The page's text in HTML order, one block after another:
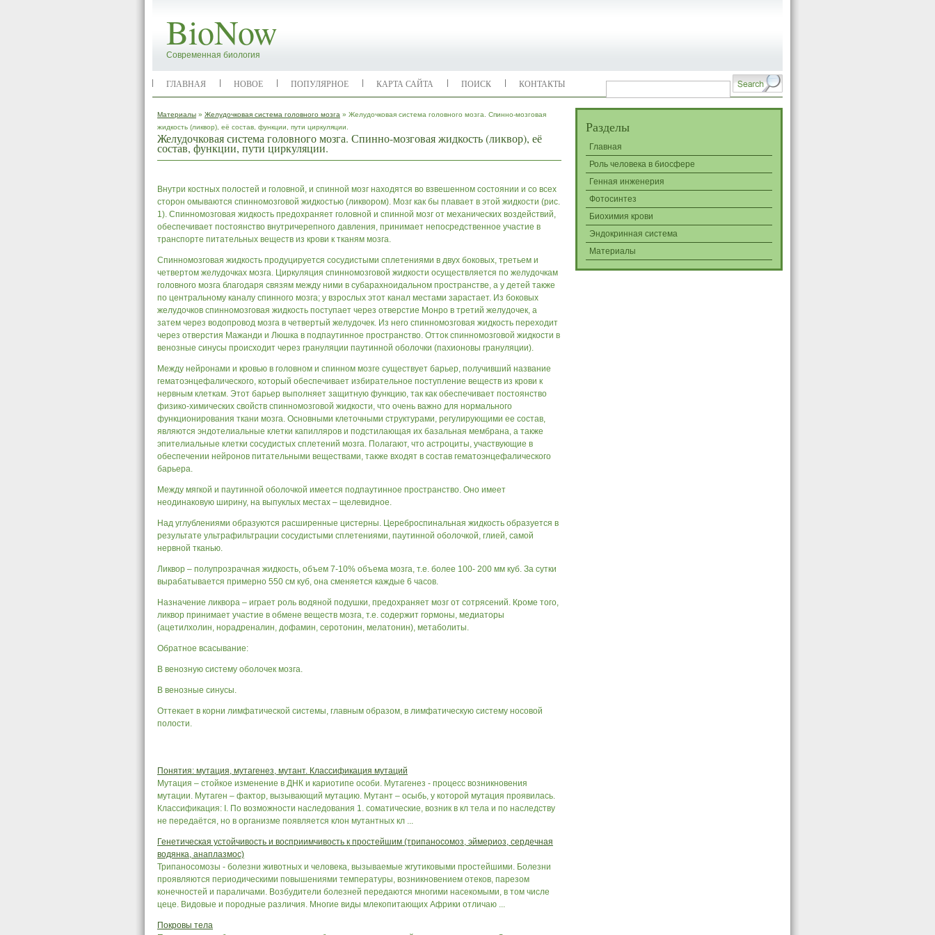
BioNow
Современная биология
ГЛАВНАЯ НОВОЕ ПОПУЛЯРНОЕ КАРТА САЙТА ПОИСК КОНТАКТЫ
Материалы » Желудочковая система головного мозга » Желудочковая система головного мозга. Спинно-мозговая
жидкость (ликвор), её состав, функции, пути циркуляции.
Желудочковая система головного мозга. Спинно-мозговая жидкость (ликвор), её
состав, функции, пути циркуляции.
Внутри костных полостей и головной, и спинной мозг находятся во взвешенном состоянии и со всех
сторон омываются спинномозговой жидкостью (ликвором). Мозг как бы плавает в этой жидкости (рис.
1). Спинномозговая жидкость предохраняет головной и спинной мозг от механических воздействий,
обеспечивает постоянство внутричерепного давления, принимает непосредственное участие в
транспорте питательных веществ из крови к тканям мозга.
Спинномозговая жидкость продуцируется сосудистыми сплетениями в двух боковых, третьем и
четвертом желудочках мозга. Циркуляция спинномозговой жидкости осуществляется по желудочкам
головного мозга благодаря связям между ними в субарахноидальном пространстве, а у детей также
по центральному каналу спинного мозга; у взрослых этот канал местами зарастает. Из боковых
желудочков спинномозговая жидкость поступает через отверстие Монро в третий желудочек, а
затем через водопровод мозга в четвертый желудочек. Из него спинномозговая жидкость переходит
через отверстия Мажанди и Люшка в подпаутинное пространство. Отток спинномозговой жидкости в
венозные синусы происходит через грануляции паутинной оболочки (пахионовы грануляции).
Между нейронами и кровью в головном и спинном мозге существует барьер, получивший название
гематоэнцефалического, который обеспечивает избирательное поступление веществ из крови к
нервным клеткам. Этот барьер выполняет защитную функцию, так как обеспечивает постоянство
физико-химических свойств спинномозговой жидкости, что очень важно для нормального
функционирования ткани мозга. Основными клеточными структурами, регулирующими ее состав,
являются эндотелиальные клетки капилляров и подстилающая их базальная мембрана, а также
эпителиальные клетки сосудистых сплетений мозга. Полагают, что астроциты, участвующие в
обеспечении нейронов питательными веществами, также входят в состав гематоэнцефалического
барьера.
Между мягкой и паутинной оболочкой имеется подпаутинное пространство. Оно имеет
неодинаковую ширину, на выпуклых местах – щелевидное.
Над углублениями образуются расширенные цистерны. Цереброспинальная жидкость образуется в
результате ультрафильтрации сосудистыми сплетениями, паутинной оболочкой, глией, самой
нервной тканью.
Ликвор – полупрозрачная жидкость, объем 7-10% объема мозга, т.е. более 100- 200 мм куб. За сутки
вырабатывается примерно 550 см куб, она сменяется каждые 6 часов.
Назначение ликвора – играет роль водяной подушки, предохраняет мозг от сотрясений. Кроме того,
ликвор принимает участие в обмене веществ мозга, т.е. содержит гормоны, медиаторы
(ацетилхолин, норадреналин, дофамин, серотонин, мелатонин), метаболиты.
Обратное всасывание:
В венозную систему оболочек мозга.
В венозные синусы.
Оттекает в корни лимфатической системы, главным образом, в лимфатическую систему носовой
полости.
Понятия: мутация, мутагенез, мутант. Классификация мутаций
Мутация – стойкое изменение в ДНК и кариотипе особи. Мутагенез - процесс возникновения
мутации. Мутаген – фактор, вызывающий мутацию. Мутант – осыбь, у которой мутация проявилась.
Классификация: І. По возможности наследования 1. соматические, возник в кл тела и по наследству
не передаётся, но в организме появляется клон мутантных кл ...
Генетическая устойчивость и восприимчивость к простейшим (трипаносомоз, эймериоз, сердечная
водянка, анаплазмос)
Трипаносомозы - болезни животных и человека, вызываемые жгутиковыми простейшими. Болезни
проявляются периодическими повышениями температуры, возникновением отеков, парезом
конечностей и параличами. Возбудители болезней передаются многими насекомыми, в том числе
цеце. Видовые и породные различия. Многие виды млекопитающих Африки отличаю ...
Покровы тела
Разделы
Главная
Роль человека в биосфере
Генная инженерия
Фотосинтез
Биохимия крови
Эндокринная система
Материалы